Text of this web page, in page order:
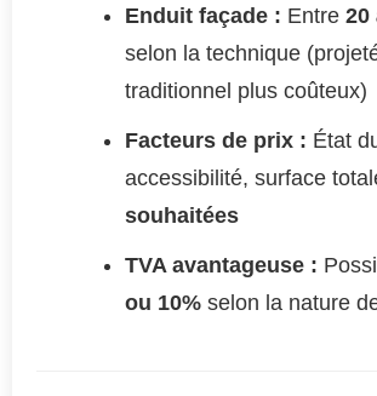
Enduit façade : Entre 20
selon la technique
traditionnel plus coûteux)
Facteurs de prix : État
accessibilité, surface
souhaitées
TVA avantageuse :
ou 10%selon la nature